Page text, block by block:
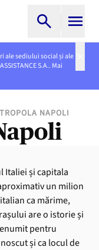
ale sediului social și ale
S.A.. Mai
NAPOLI
Italiei și capitala
un milion
ca mărime,
are o istorie și
pentru
și ca locul de